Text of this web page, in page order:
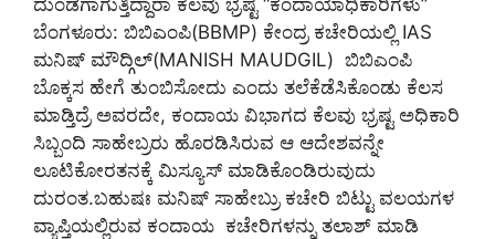
ದುಂಡಗಾಗುತ್ತಿದ್ದಾರಾ ಕೆಲವು ಭ್ರಷ್ಟ “ಕಂದಾಯಾಧಿಕಾರಿಗಳು”
ಬೆಂಗಳೂರು: ಬಿಬಿಎಂಪಿ(BBMP) ಕೇಂದ್ರ ಕಚೇರಿಯಲ್ಲಿ IAS
ಮನಿಷ್ ಮೌದ್ಗಿಲ್(MANISH MAUDGIL) ಬಿಬಿಎಂಪಿ
ಬೊಕ್ಕಸ ಹೇಗೆ ತುಂಬಿಸೋದು ಎಂದು ತಲೆಕೆಡೆಸಿಕೊಂಡು ಕೆಲಸ
ಮಾಡ್ತಿದ್ರೆ ಅವರದೇ, ಕಂದಾಯ ವಿಭಾಗದ ಕೆಲವು ಭ್ರಷ್ಟ ಅಧಿಕಾರಿ
ಸಿಬ್ಬಂದಿ ಸಾಹೇಬ್ರರು ಹೊರಡಿಸಿರುವ ಆ ಆದೇಶವನ್ನೇ
ಲೂಟಿಕೋರತನಕ್ಕೆ ಮಿಸ್ಯೂಸ್ ಮಾಡಿಕೊಂಡಿರುವುದು
ದುರಂತ.ಬಹುಷಃ ಮನಿಷ್ ಸಾಹೇಬ್ರು ಕಚೇರಿ ಬಿಟ್ಟು ವಲಯಗಳ
ವ್ಯಾಪ್ತಿಯಲ್ಲಿರುವ ಕಂದಾಯ ಕಚೇರಿಗಳನ್ನು ತಲಾಶ್ ಮಾಡಿ